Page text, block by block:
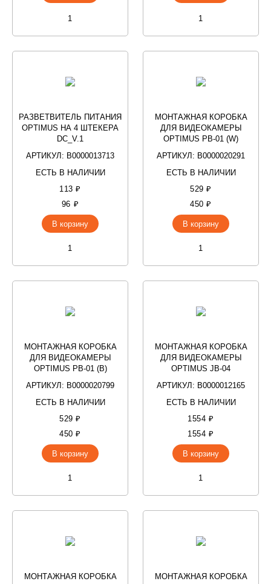
РАЗВЕТВИТЕЛЬ ПИТАНИЯ
OPTIMUS НА 4 ШТЕКЕРА
DC_V.1
АРТИКУЛ: В0000013713
ЕСТЬ В НАЛИЧИИ
113 ₽
96 ₽
В корзину
МОНТАЖНАЯ КОРОБКА
ДЛЯ ВИДЕОКАМЕРЫ
OPTIMUS PB-01 (W)
АРТИКУЛ: В0000020291
ЕСТЬ В НАЛИЧИИ
529 ₽
450 ₽
В корзину
МОНТАЖНАЯ КОРОБКА
ДЛЯ ВИДЕОКАМЕРЫ
OPTIMUS PB-01 (B)
АРТИКУЛ: В0000020799
ЕСТЬ В НАЛИЧИИ
529 ₽
450 ₽
В корзину
МОНТАЖНАЯ КОРОБКА
ДЛЯ ВИДЕОКАМЕРЫ
OPTIMUS JB-04
АРТИКУЛ: В0000012165
ЕСТЬ В НАЛИЧИИ
1554 ₽
1554 ₽
В корзину
МОНТАЖНАЯ КОРОБКА
МОНТАЖНАЯ КОРОБКА